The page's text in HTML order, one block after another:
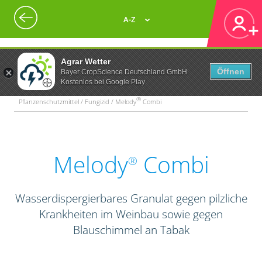
Agrar Wetter
Bayer CropScience Deutschland GmbH
Kostenlos bei Google Play
Öffnen
A-Z
Pflanzenschutzmittel / Fungizid / Melody® Combi
Melody® Combi
Wasserdispergierbares Granulat gegen pilzliche
Krankheiten im Weinbau sowie gegen
Blauschimmel an Tabak